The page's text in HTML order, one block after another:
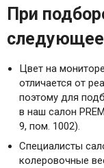
При
Цвет на
отличается от
поэтому для
в наш салон
9, пом. 1002).
Специалисты
колеровочные